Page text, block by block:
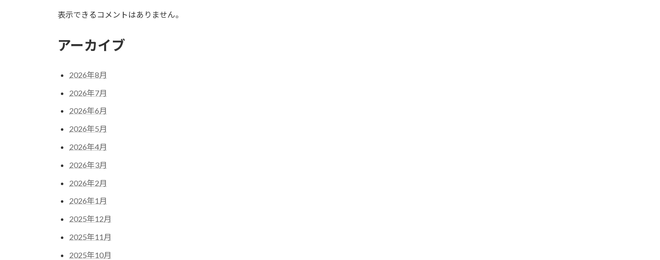
表示できるコメントはありません。
アーカイブ
2026年8月
2026年7月
2026年6月
2026年5月
2026年4月
2026年3月
2026年2月
2026年1月
2025年12月
2025年11月
2025年10月